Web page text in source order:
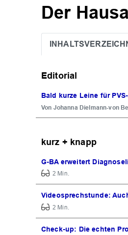
Der
Editorial
Bald kurze Leine für
Johanna Dielmann-von
kurz + knapp
G-BA erweitert
2 Min.
Videosprechstunde:
2 Min.
Check-up: Die echten